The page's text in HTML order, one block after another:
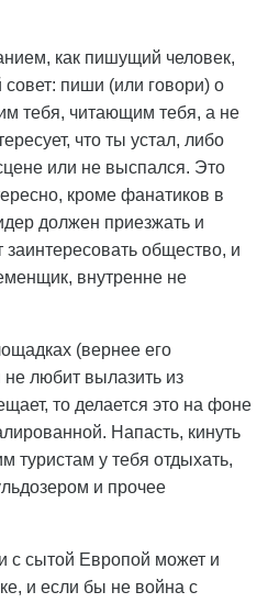
как пишущий человек,
пиши (или говори) о
тебя, читающим тебя, а не
что ты устал, либо
или не выспался. Это
кроме фанатиков в
должен приезжать и
заинтересовать общество, и
внутренне не
(вернее его
не любит вылазить из
то делается это на фоне
Напасть, кинуть
туристам у тебя отдыхать,
и прочее
с сытой Европой может и
и если бы не война с